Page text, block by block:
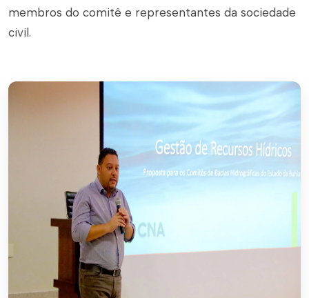
membros do comitê e representantes da sociedade
civil.